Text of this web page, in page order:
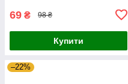
69 ₴ 98 ₴
Купити
–22%